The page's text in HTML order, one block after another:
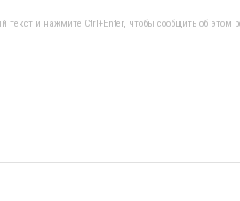
и нажмите Ctrl+Enter, чтобы сообщить об этом